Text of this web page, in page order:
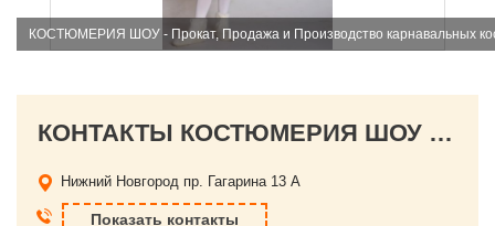
КОСТЮМЕРИЯ ШОУ - Прокат, Продажа и Производство карнавальных
КОНТАКТЫ КОСТЮМЕРИЯ ШОУ - Прокат, Продажа и Производство карнавальных костюмов и аксессуаров.
Нижний Новгород пр. Гагарина 13 А
Показать контакты